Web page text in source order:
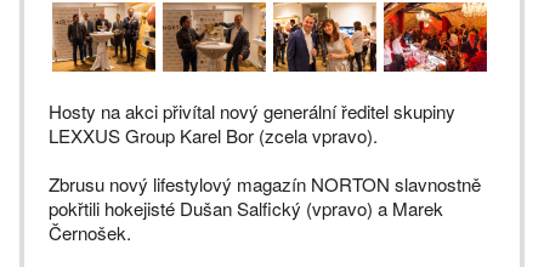
Hosty na akci přivítal nový generální ředitel skupiny
LEXXUS Group Karel Bor (zcela vpravo).
Zbrusu nový lifestylový magazín NORTON slavnostně
pokřtili hokejisté Dušan Salfický (vpravo) a Marek
Černošek.